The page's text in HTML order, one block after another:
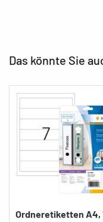
Das könnte Sie
Ordneretiketten A4,